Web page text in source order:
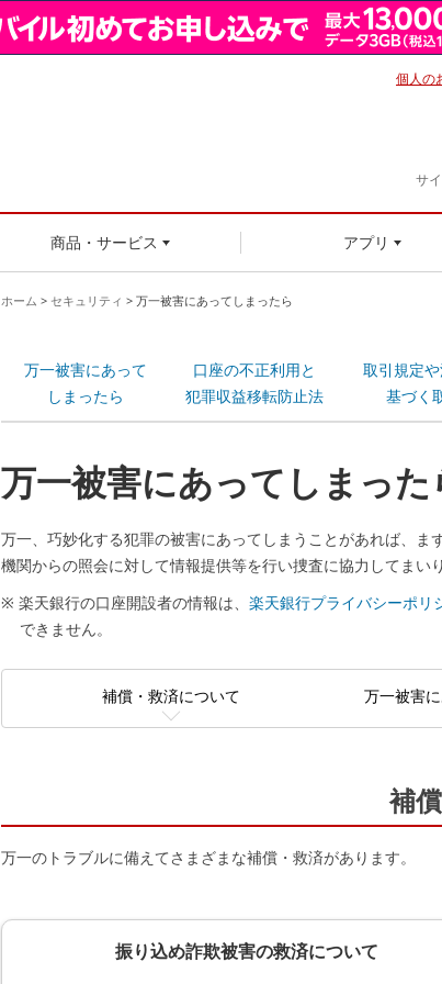
個人の
サ
商品・サービス アプリ
ホーム > セキュリティ > 万一被害にあってしまったら
万一被害にあって
しまったら
口座の不正利用と
犯罪収益移転防止法
取引規定
基づく
万一被害にあってしまった
万一、巧妙化する犯罪の被害にあってしまうことがあれば、
機関からの照会に対して情報提供等を行い捜査に協力してまいり
※ 楽天銀行の口座開設者の情報は、楽天銀行プライバシーポリ
できません。
補償・救済について 万一被害
補
万一のトラブルに備えてさまざまな補償・救済があります。
振り込め詐欺被害の救済について